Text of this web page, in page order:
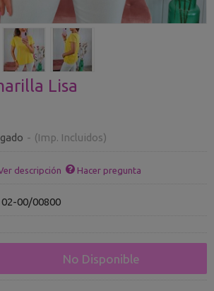
Lisa
- (Imp. Incluidos)
descripción Hacer pregunta
02-00/00800
No Disponible